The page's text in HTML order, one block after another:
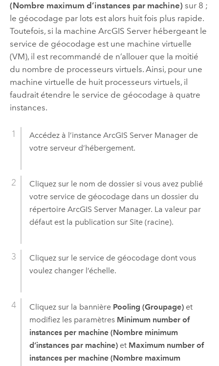
(Nombre maximum d’instances par machine) sur 8 ;
le géocodage par lots est alors huit fois plus rapide.
Toutefois, si la machine ArcGIS Serverhébergeant le
service de géocodage est une machine virtuelle
(VM), il est recommandé de n’allouer que la moitié
du nombre de processeurs virtuels. Ainsi, pour une
machine virtuelle de huit processeurs virtuels, il
faudrait étendre le service de géocodage à quatre
instances.
Accédez à l’instance ArcGIS Server Managerde
votre serveur d’hébergement.
Cliquez sur le nom de dossier si vous avez publié
votre service de géocodage dans un dossier du
répertoire ArcGIS Server Manager. La valeur par
défaut est la publication sur Site (racine).
Cliquez sur le service de géocodage dont vous
voulez changer l’échelle.
Cliquez sur la bannière Pooling (Groupage)et
modifiez les paramètres Minimum number of
instances per machine (Nombre minimum
d’instances par machine)et Maximum number of
instances per machine (Nombre maximum